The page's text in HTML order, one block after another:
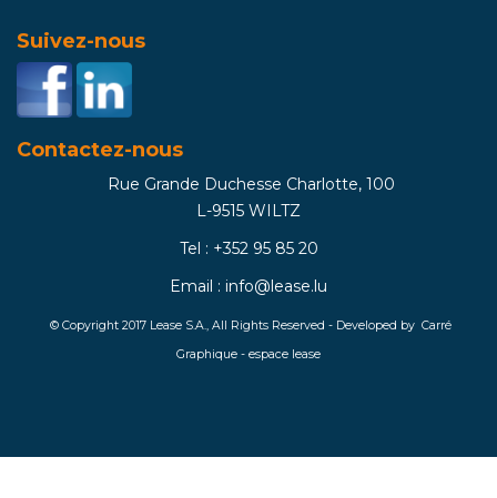
Suivez-nous
Contactez-nous
Rue Grande Duchesse Charlotte, 100
L-9515 WILTZ
Tel : +352 95 85 20
Email : info@lease.lu
© Copyright 2017 Lease S.A., All Rights Reserved - Developed by Carré
Graphique - espace lease